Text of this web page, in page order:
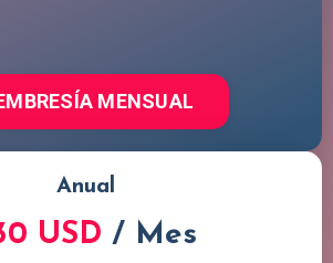
MENSUAL
Anual
USD / Mes